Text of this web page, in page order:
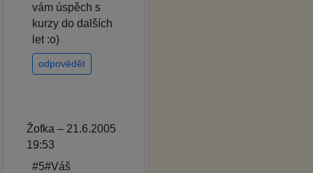
vám úspěch s
kurzy do dalších
let :o)
odpovědět
Žofka – 21.6.2005
19:53
#5#Váš